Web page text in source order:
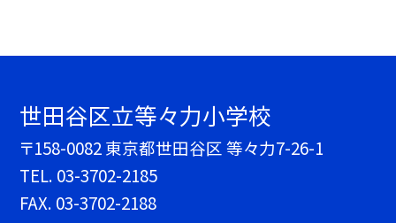
世田谷区立等々力小学校
〒158-0082 東京都世田谷区 等々力7-26-1
TEL. 03-3702-2185
FAX. 03-3702-2188